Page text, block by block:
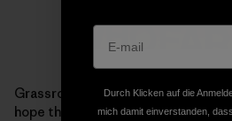
Grassroots activism takes many
hope their efforts will literally
Durch Klicken auf die
mich damit einverstanden,